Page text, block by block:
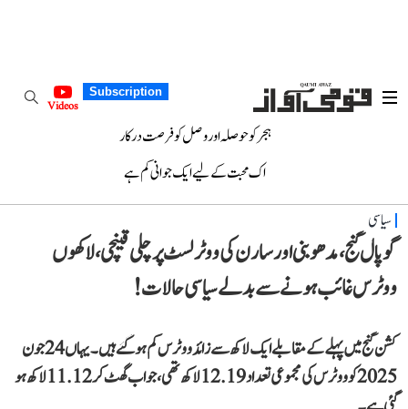
Subscription
Videos
ہجر کو حوصلہ اور وصل کو فرصت درکار
اک محبت کے لیے ایک جوانی کم ہے
سیاسی
گوپال گنج، مدھوبنی اور سارن کی ووٹر لسٹ پر چلی قینچی، لاکھوں
ووٹرس غائب ہونے سے بدلے سیاسی حالات!
کشن گنج میں پہلے کے مقابلے ایک لاکھ سے زائد ووٹرس کم ہو گئے ہیں۔ یہاں 24 جون
2025 کو ووٹرس کی مجموعی تعداد 12.19 لاکھ تھی، جو اب گھٹ کر 11.12 لاکھ ہو